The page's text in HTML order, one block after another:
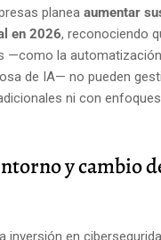
planea aumentar
en 2026, reconociendo
—como la
de IA— no pueden
ni con
y cambio
inversión en